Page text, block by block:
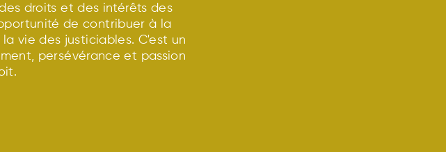
droits et des intérêts des
de contribuer à la
vie des justiciables. C'est un
persévérance et passion